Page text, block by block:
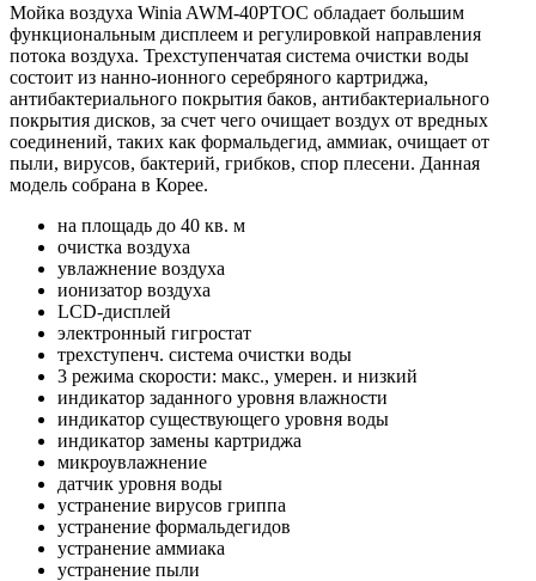
Мойка воздуха Winia AWM-40PTОC обладает большим
функциональным дисплеем и регулировкой направления
потока воздуха. Трехступенчатая система очистки воды
состоит из нанно-ионного серебряного картриджа,
антибактериального покрытия баков, антибактериального
покрытия дисков, за счет чего очищает воздух от вредных
соединений, таких как формальдегид, аммиак, очищает от
пыли, вирусов, бактерий, грибков, спор плесени. Данная
модель собрана в Корее.
на площадь до 40 кв. м
очистка воздуха
увлажнение воздуха
ионизатор воздуха
LCD-дисплей
электронный гигростат
трехступенч. система очистки воды
3 режима скорости: макс., умерен. и низкий
индикатор заданного уровня влажности
индикатор существующего уровня воды
индикатор замены картриджа
микроувлажнение
датчик уровня воды
устранение вирусов гриппа
устранение формальдегидов
устранение аммиака
устранение пыли